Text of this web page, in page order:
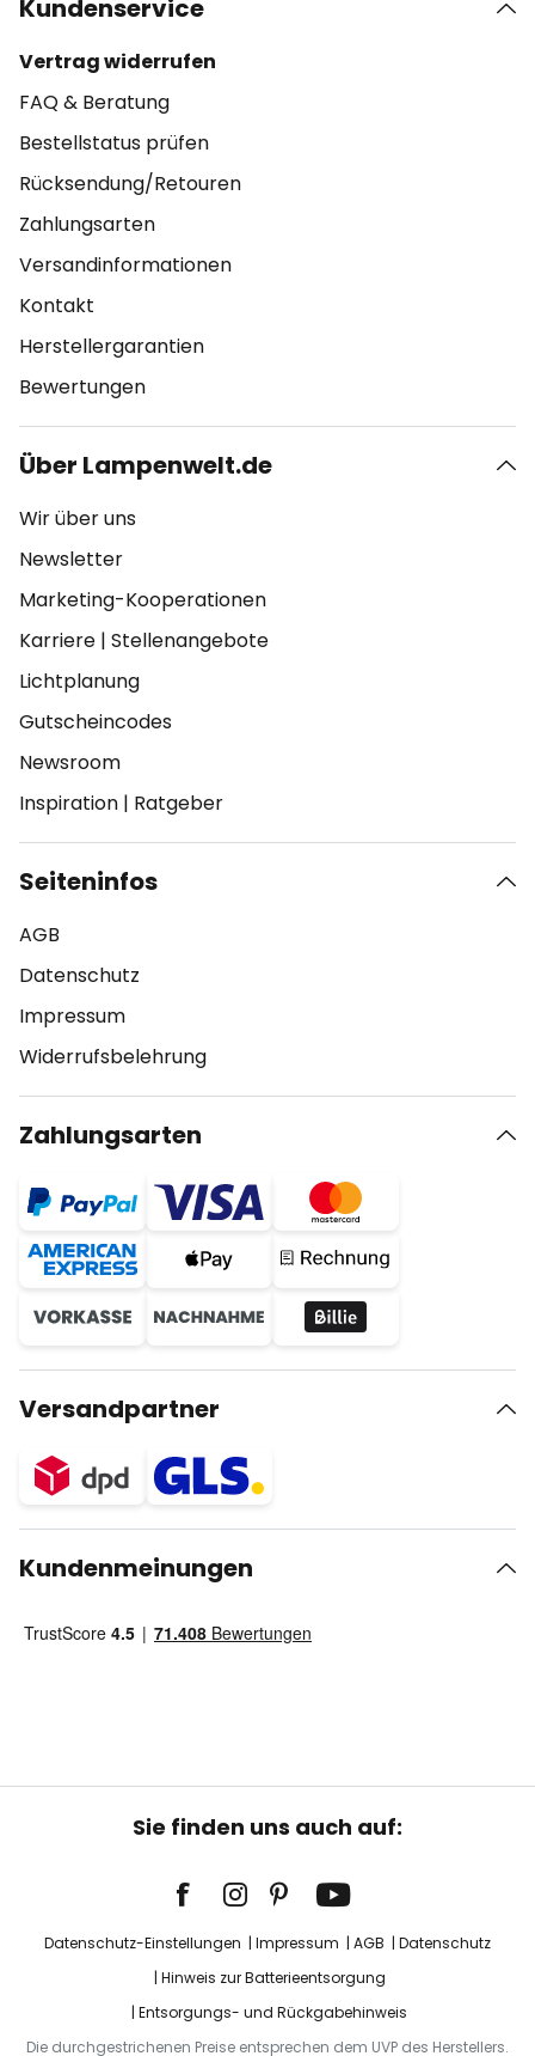
Kundenservice
Vertrag widerrufen
FAQ & Beratung
Bestellstatus prüfen
Rücksendung/Retouren
Zahlungsarten
Versandinformationen
Kontakt
Herstellergarantien
Bewertungen
Über Lampenwelt.de
Wir über uns
Newsletter
Marketing-Kooperationen
Karriere | Stellenangebote
Lichtplanung
Gutscheincodes
Newsroom
Inspiration | Ratgeber
Seiteninfos
AGB
Datenschutz
Impressum
Widerrufsbelehrung
Zahlungsarten
Versandpartner
Kundenmeinungen
Sie finden uns auch auf:
Datenschutz-Einstellungen Impressum AGB
Datenschutz
Hinweis zur Batterieentsorgung
Entsorgungs- und Rückgabehinweis
Die durchgestrichenen Preise entsprechen dem UVP des Herstellers.